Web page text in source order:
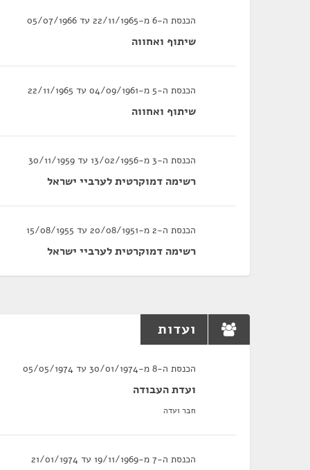
הכנסת ה-6 מ-22/11/1965 עד 05/07/1966
שיתוף ואחווה
הכנסת ה-5 מ-04/09/1961 עד 22/11/1965
שיתוף ואחווה
הכנסת ה-3 מ-13/02/1956 עד 30/11/1959
רשימה דמוקרטית לערביי ישראל
הכנסת ה-2 מ-20/08/1951 עד 15/08/1955
רשימה דמוקרטית לערביי ישראל
ועדות
הכנסת ה-8 מ-30/01/1974 עד 05/05/1974
ועדת העבודה
חבר ועדה
הכנסת ה-7 מ-19/11/1969 עד 21/01/1974